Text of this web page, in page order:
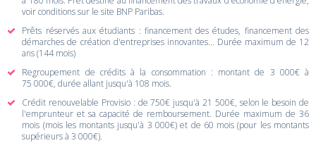
voir conditions sur le site BNP Paribas.
Prêts réservés aux étudiants : financement des études, financement des
démarches de création d'entreprises innovantes... Durée maximum de 12
ans (144 mois)
Regroupement de crédits à la consommation : montant de 3 000€ à
75 000€, durée allant jusqu'à 108 mois.
Crédit renouvelable Provisio : de 750€ jusqu'à 21 500€, selon le besoin de
l'emprunteur et sa capacité de remboursement. Durée maximum de 36
mois (mois les montants jusqu'à 3 000€) et de 60 mois (pour les montants
supérieurs à 3 000€).